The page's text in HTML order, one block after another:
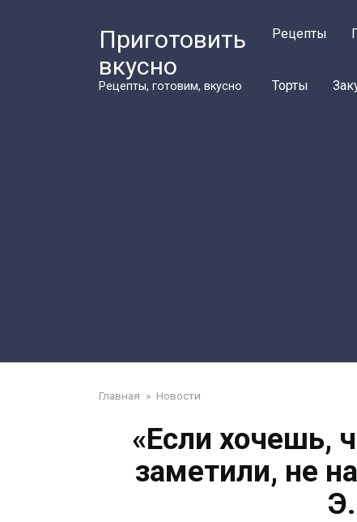
Приготовить
вкусно
Рецепты, готовим, вкусно
Рецепты
Торты
Главная » Новости
«Если хочешь,
заметили, не